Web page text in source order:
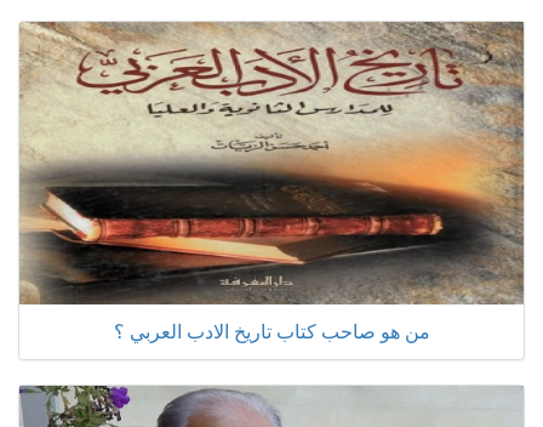
من هو صاحب كتاب تاريخ الادب العربي ؟